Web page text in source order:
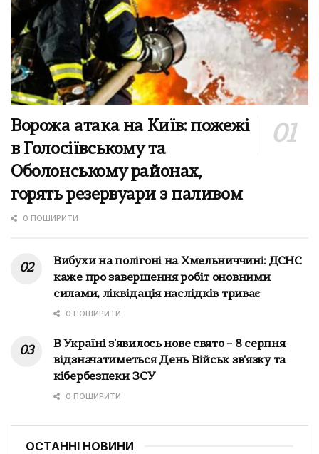
Ворожа атака на Київ: пожежі
в Голосіївському та
Оболонському районах,
горять резервуари з паливом
0 ПОШИРИТИ
Вибухи на полігоні на Хмельниччині: ДСНС
каже про завершення робіт оновними
силами, ліквідація наслідків триває
0 ПОШИРИТИ
В Україні з'явилось нове свято – 8 серпня
відзначатиметься День Військ зв'язку та
кібербезпеки ЗСУ
0 ПОШИРИТИ
ОСТАННІ НОВИНИ